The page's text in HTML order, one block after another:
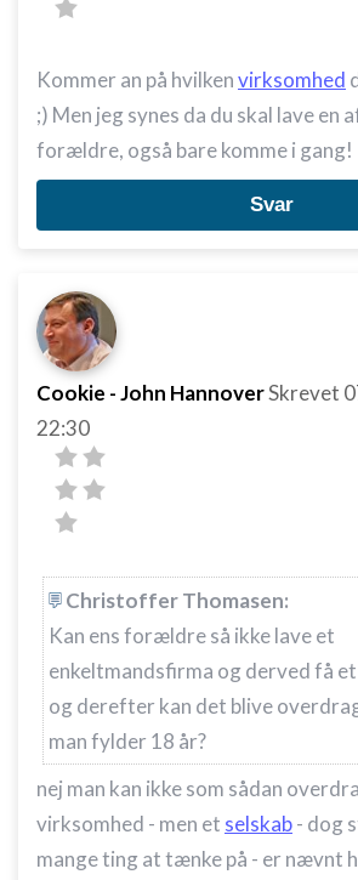
Kommer an på hvilkenvirksomhed
;) Men jeg synes da du skal lave en
forældre, også bare komme i gang!
Svar
Cookie - John HannoverSkrevet
22:30
Christoffer Thomasen:
Kan ens forældre så ikke lave et
enkeltmandsfirma og derved få
og derefter kan det blive
man fylder 18 år?
nej man kan ikke som sådan
virksomhed - men et selskab- dog
mange ting at tænke på - er nævnt